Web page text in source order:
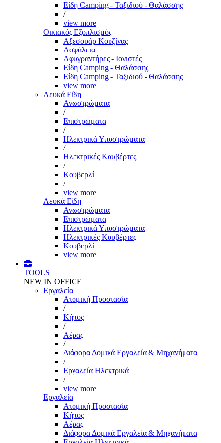
Είδη Camping - Ταξιδιού - Θαλάσσης
/
view more
Οικιακός Εξοπλισμός
Αξεσουάρ Κουζίνας
Ασφάλεια
Αφυγραντήρες - Ιονιστές
Είδη Camping - Θαλάσσης
Είδη Camping - Ταξιδιού - Θαλάσσης
view more
Λευκά Είδη
Ανωστρώματα
/
Επιστρώματα
/
Ηλεκτρικά Υποστρώματα
/
Ηλεκτρικές Κουβέρτες
/
Κουβερλί
/
view more
Λευκά Είδη
Ανωστρώματα
Επιστρώματα
Ηλεκτρικά Υποστρώματα
Ηλεκτρικές Κουβέρτες
Κουβερλί
view more
TOOLS
NEW IN OFFICE
Εργαλεία
Aτομική Προστασία
/
Kήπος
/
Αέρας
/
Διάφορα Δομικά Εργαλεία & Μηχανήματα
/
Εργαλεία Ηλεκτρικά
/
view more
Εργαλεία
Aτομική Προστασία
Kήπος
Αέρας
Διάφορα Δομικά Εργαλεία & Μηχανήματα